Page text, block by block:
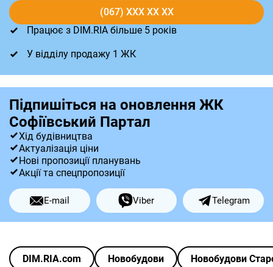
(067) XXX XX XX
Працює з DIM.RIA більше 5 років
У відділу продажу 1 ЖК
Підпишіться на оновлення ЖК
Софіївський Партал
Хід будівництва
Актуалізація ціни
Нові пропозиції планувань
Акції та спецпропозиції
E-mail Viber Telegram
DIM.RIA.com Новобудови Новобудови